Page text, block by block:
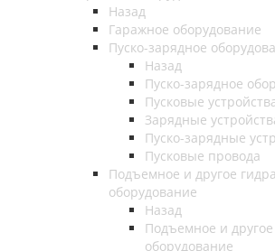
Назад
Гаражное оборудование
Пуско-зарядное
Назад
Пуско-зарядное
Пусковые
Зарядные
Пуско-зарядные
Пусковые провода
Подъемное и другое
оборудование
Назад
Подъемное и
оборудование